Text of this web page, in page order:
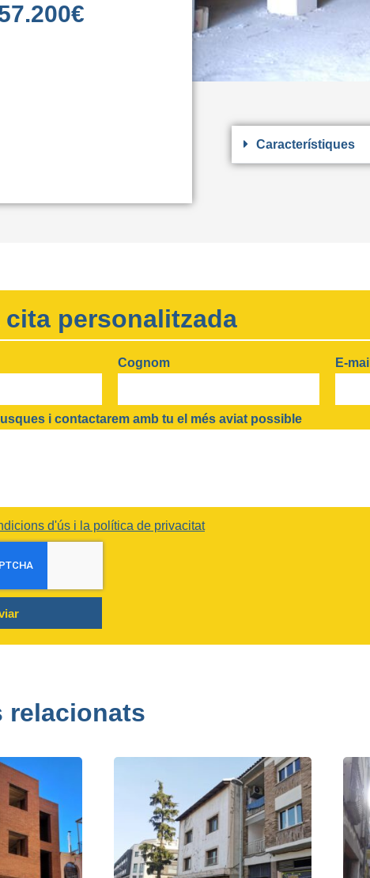
€
Característiques
cita personalitzada
Cognom E-mail
i contactarem amb tu el més aviat possible
d'ús i la política de privacitat
relacionats